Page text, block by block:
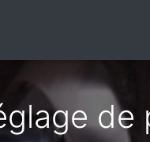
de